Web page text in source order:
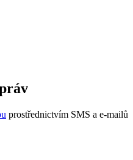
prostřednictvím SMS a e-mailů